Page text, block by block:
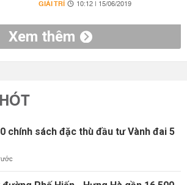
GIẢI TRÍ 10:12 | 15/06/2019
Xem thêm
chính sách đặc thù đầu tư Vành đai 5